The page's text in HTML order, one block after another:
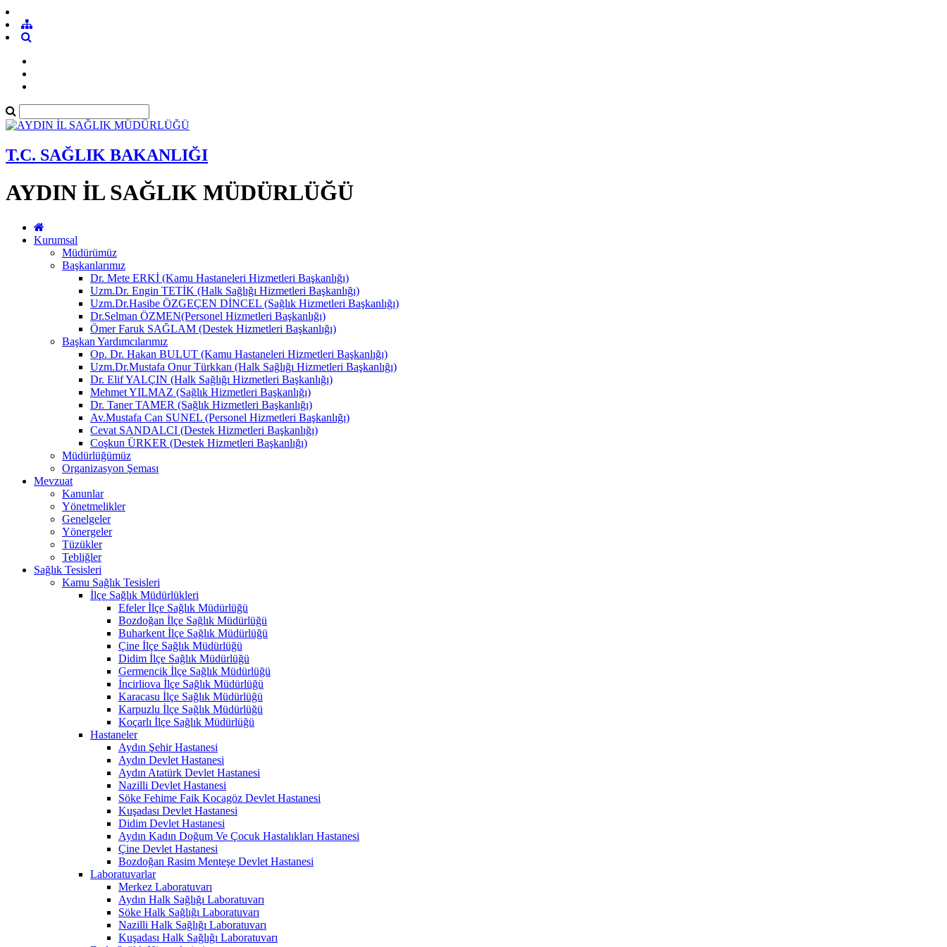
T.C. SAĞLIK BAKANLIĞI
AYDIN İL SAĞLIK MÜDÜRLÜĞÜ
Kurumsal
Müdürümüz
Başkanlarımız
Dr. Mete ERKİ (Kamu Hastaneleri Hizmetleri Başkanlığı)
Uzm.Dr. Engin TETİK (Halk Sağlığı Hizmetleri Başkanlığı)
Uzm.Dr.Hasibe ÖZGEÇEN DİNCEL (Sağlık Hizmetleri Başkanlığı)
Dr.Selman ÖZMEN(Personel Hizmetleri Başkanlığı)
Ömer Faruk SAĞLAM (Destek Hizmetleri Başkanlığı)
Başkan Yardımcılarımız
Op. Dr. Hakan BULUT (Kamu Hastaneleri Hizmetleri Başkanlığı)
Uzm.Dr.Mustafa Onur Türkkan (Halk Sağlığı Hizmetleri Başkanlığı)
Dr. Elif YALÇIN (Halk Sağlığı Hizmetleri Başkanlığı)
Mehmet YILMAZ (Sağlık Hizmetleri Başkanlığı)
Dr. Taner TAMER (Sağlık Hizmetleri Başkanlığı)
Av.Mustafa Can SUNEL (Personel Hizmetleri Başkanlığı)
Cevat SANDALCI (Destek Hizmetleri Başkanlığı)
Coşkun ÜRKER (Destek Hizmetleri Başkanlığı)
Müdürlüğümüz
Organizasyon Şeması
Mevzuat
Kanunlar
Yönetmelikler
Genelgeler
Yönergeler
Tüzükler
Tebliğler
Sağlık Tesisleri
Kamu Sağlık Tesisleri
İlçe Sağlık Müdürlükleri
Efeler İlçe Sağlık Müdürlüğü
Bozdoğan İlçe Sağlık Müdürlüğü
Buharkent İlçe Sağlık Müdürlüğü
Çine İlçe Sağlık Müdürlüğü
Didim İlçe Sağlık Müdürlüğü
Germencik İlçe Sağlık Müdürlüğü
İncirliova İlçe Sağlık Müdürlüğü
Karacasu İlçe Sağlık Müdürlüğü
Karpuzlu İlçe Sağlık Müdürlüğü
Koçarlı İlçe Sağlık Müdürlüğü
Hastaneler
Aydın Şehir Hastanesi
Aydın Devlet Hastanesi
Aydın Atatürk Devlet Hastanesi
Nazilli Devlet Hastanesi
Söke Fehime Faik Kocagöz Devlet Hastanesi
Kuşadası Devlet Hastanesi
Didim Devlet Hastanesi
Aydın Kadın Doğum Ve Çocuk Hastalıkları Hastanesi
Çine Devlet Hastanesi
Bozdoğan Rasim Menteşe Devlet Hastanesi
Laboratuvarlar
Merkez Laboratuvarı
Aydın Halk Sağlığı Laboratuvarı
Söke Halk Sağlığı Laboratuvarı
Nazilli Halk Sağlığı Laboratuvarı
Kuşadası Halk Sağlığı Laboratuvarı